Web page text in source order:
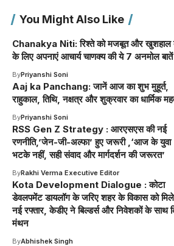
You Might Also Like
Chanakya Niti: रिश्ते को मजबूत और खुशहाल
के लिए अपनाएं आचार्य चाणक्य की ये 7 अनमोल बातें
ByPriyanshi Soni
Aaj ka Panchang: जानें आज का शुभ मुहूर्त,
राहुकाल, तिथि, नक्षत्र और शुक्रवार का धार्मिक
ByPriyanshi Soni
RSS Gen Z Strategy : आरएसएस की नई
रणनीति,’जेन-जी-अल्फा’ हुए जरूरी ,‘आज के युवा
भटके नहीं, सही संवाद और मार्गदर्शन की जरूरत’
ByRakhi Verma Executive Editor
Kota Development Dialogue : कोटा
डेवलपमेंट डायलॉग के जरिए शहर के विकास को
नई रफ्तार, केडीए ने बिल्डर्स और निवेशकों के साथ
मंथन
ByAbhishek Singh